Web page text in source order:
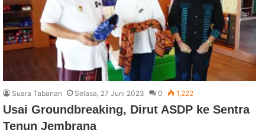
Suara Tabanan Selasa, 27 Juni 2023 0 1,222
Usai Groundbreaking, Dirut ASDP ke Sentra
Tenun Jembrana